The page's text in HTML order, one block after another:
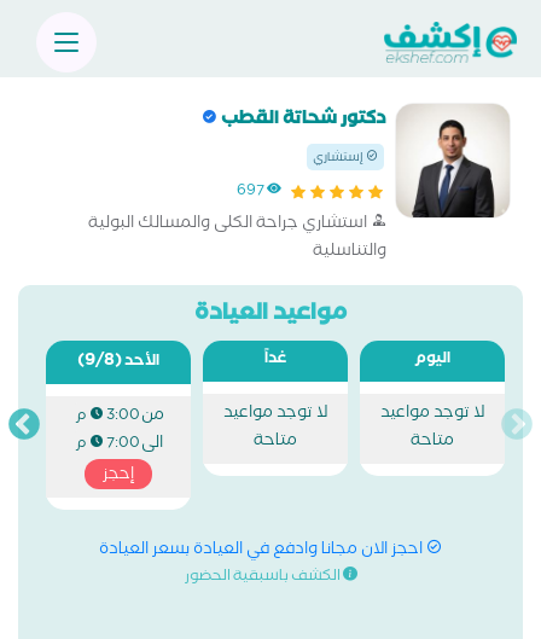
دكتور شحاتة القطب
إستشاري
697
استشاري جراحة الكلى والمسالك البولية
والتناسلية
مواعيد العيادة
اليوم
لا توجد مواعيد
متاحة
غداً
لا توجد مواعيد
متاحة
الأحد(9/8)
من3:00 م
الى7:00 م
إحجز
احجز الان مجانا وادفع في العيادة بسعر العيادة
الكشف باسبقية الحضور